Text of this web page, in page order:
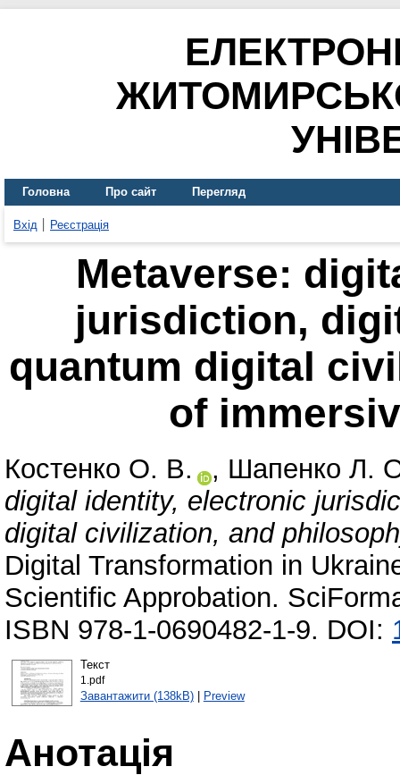
Головна Про сайт Перегляд
Вхід Реєстрація
Metaverse:
jurisdiction,
quantum digital
of
Костенко О. В. , Шапенко Л.
digital identity, electronic
digital civilization, and
Digital Transformation in
Scientific Approbation.
ISBN 978-1-0690482-1-9. DOI:
Текст
1.pdf
Завантажити (138kB)| Preview
Анотація